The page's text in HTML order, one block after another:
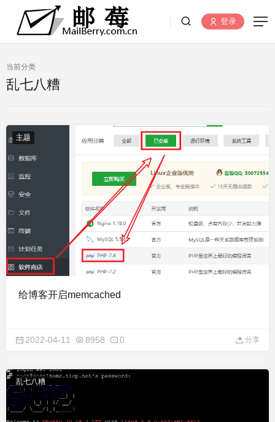
登录
当前分类
乱七八糟
主题
给博客开启memcached
2022-04-11 8958 0 分享
乱七八糟